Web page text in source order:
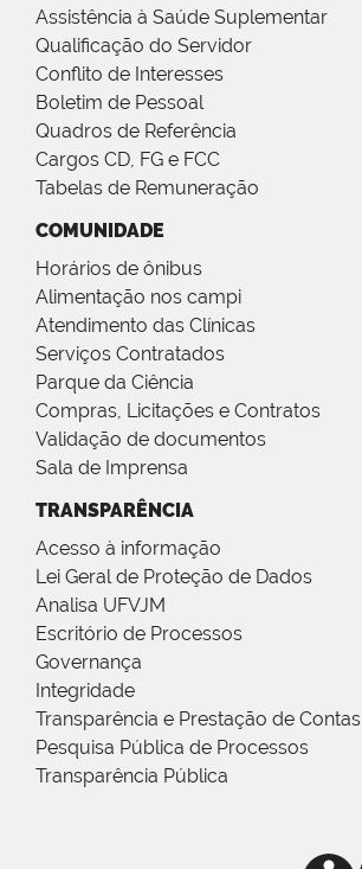
Assistência à Saúde Suplementar
Qualificação do Servidor
Conflito de Interesses
Boletim de Pessoal
Quadros de Referência
Cargos CD, FG e FCC
Tabelas de Remuneração
COMUNIDADE
Horários de ônibus
Alimentação nos campi
Atendimento das Clínicas
Serviços Contratados
Parque da Ciência
Compras, Licitações e Contratos
Validação de documentos
Sala de Imprensa
TRANSPARÊNCIA
Acesso à informação
Lei Geral de Proteção de Dados
Analisa UFVJM
Escritório de Processos
Governança
Integridade
Transparência e Prestação de Contas
Pesquisa Pública de Processos
Transparência Pública